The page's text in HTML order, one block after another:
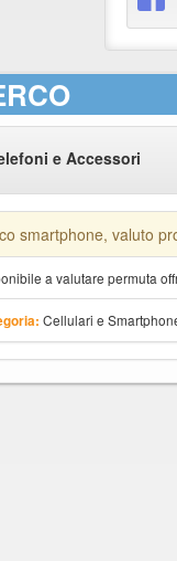
e Accessori
smartphone, valuto
a valutare permuta
Cellulari e